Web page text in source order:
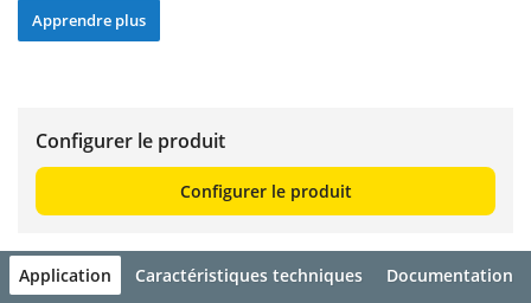
Apprendre plus
Configurer le produit
Configurer le produit
Application Caractéristiques techniques Documentation